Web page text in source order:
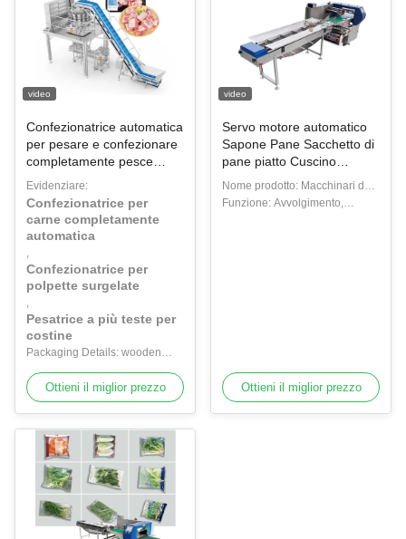
video
Confezionatrice automatica
per pesare e confezionare
completamente pesce
surgelato, pollo, tacchino,
manzo, polpette -
Confezionatrice per carne
per costine
Evidenziare:
Confezionatrice per
carne completamente
automatica
,
Confezionatrice per
polpette surgelate
,
Pesatrice a più teste per
costine
Packaging Details: wooden
case packaging
Ottieni il miglior prezzo
video
Servo motore automatico
Sapone Pane Sacchetto di
pane piatto Cuscino
orizzontale Flusso di
avvolgimento Macchina di
imballaggio Cuscino borsa
Nome prodotto: Macchinari da
imballaggio con sacca per
Funzione: Avvolgimento,
Ottieni il miglior prezzo